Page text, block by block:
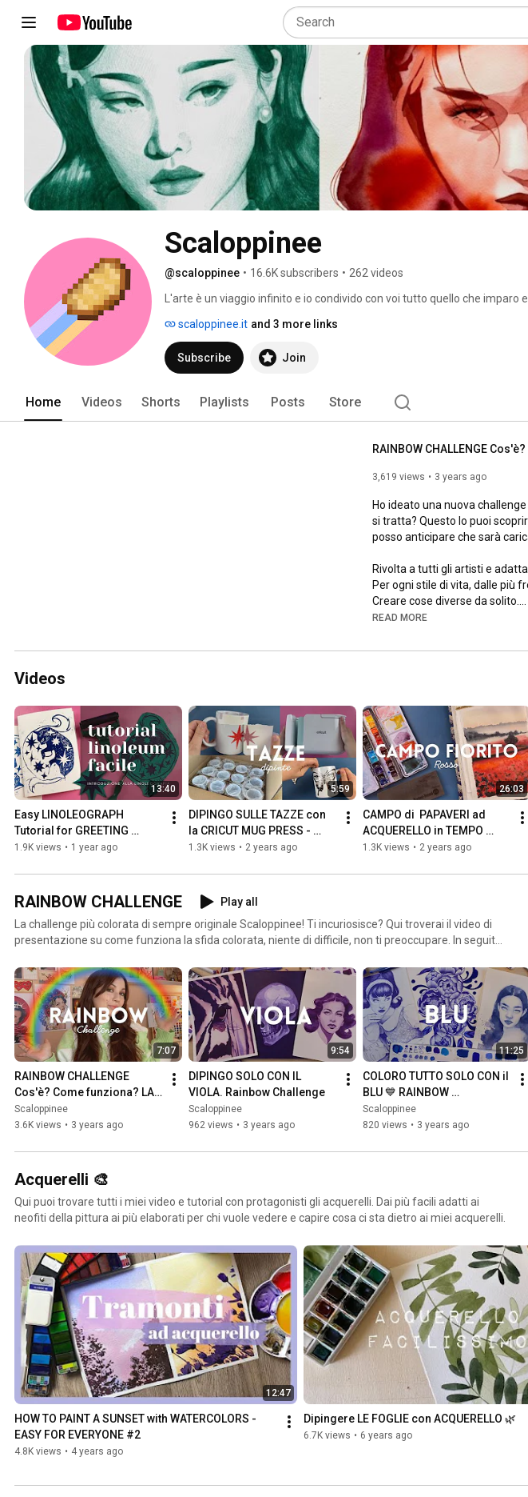
Scaloppinee
@scaloppinee • 16.6K subscribers • 262 videos
L'arte è un viaggio infinito e io condivido con voi tutto quello che imparo
scaloppinee.it and 3 more links
Subscribe Join
Home Videos Shorts Playlists Posts Store
3,619 views 3 years ago
Ho ideato una nuova
si tratta? Questo lo puoi
posso anticipare che sarà
Rivolta a tutti gli artisti e
Per ogni stile di vita, dalle più
Creare cose diverse da solito.
Rendere i feed social colorati e
Per una palette di acquerelli
https://instagram.com/
I miei materiali: https://
Libri e attrezzatura video:
https://www.amazon.it/shop/
0:00
1:14
Linee guida
READ MORE
Videos
13:40
Easy LINOLEOGRAPH
Tutorial for GREETING
CARDS. Print with linoleum.
1.9K views • 1 year ago
5:59
DIPINGO SULLE TAZZE con
la CRICUT MUG PRESS -
UNBOXING e LA MIA PRIMA
1.3K views • 2 years ago
26:03
CAMPO di  PAPAVERI ad
ACQUERELLO in TEMPO
REALE - ROSSO -
1.3K views • 2 years ago
RAINBOW CHALLENGE
Play all
La challenge più colorata di sempre originale Scaloppinee! Ti incuriosisce? Qui troverai il video di
presentazione su come funziona la sfida colorata, niente di difficile, non ti preoccupare. In seguito
successi ed insuccessi. Una sfida che stimola la creatività, accessibile a tutti, con qualsiasi tecnica
e materiale. Non è rivolta solamente a pittrici e pittori ma a chiunque abbia voglia di creare
qualcosa di colorato.
7:07
RAINBOW CHALLENGE
Cos'è? Come funziona? LA
MIA NUOVA CHALLENGE di
PITTURA e DISEGNO tutta a
Scaloppinee
3.6K views • 3 years ago
9:54
DIPINGO SOLO CON IL
VIOLA. Rainbow Challenge
Scaloppinee
962 views • 3 years ago
11:25
COLORO TUTTO SOLO CON il
BLU 💙 RAINBOW
CHALLENGE
Scaloppinee
820 views • 3 years ago
Acquerelli 🎨
Qui puoi trovare tutti i miei video e tutorial con protagonisti gli acquerelli. Dai più facili adatti ai
neofiti della pittura ai più elaborati per chi vuole vedere e capire cosa ci sta dietro ai miei acquerelli.
12:47
HOW TO PAINT A SUNSET with WATERCOLORS -
EASY FOR EVERYONE #2
4.8K views • 4 years ago
Dipingere LE FOGLIE con ACQUERELLO 🌿
6.7K views • 6 years ago